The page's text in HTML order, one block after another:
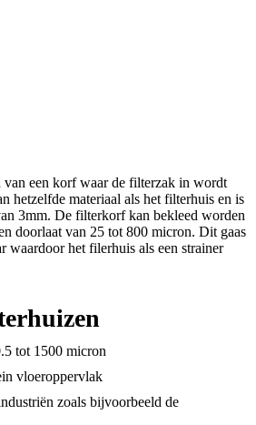
een korf waar de filterzak in wordt
hetzelfde materiaal als het filterhuis en is
3mm. De filterkorf kan bekleed worden
doorlaat van 25 tot 800 micron. Dit gaas
waardoor het filerhuis als een strainer
tot 1500 micron
vloeroppervlak
zoals bijvoorbeeld de